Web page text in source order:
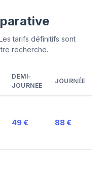
tarifs définitifs sont
recherche.
DEMI-
JOURNÉE
JOURNÉE
49 € 88 €